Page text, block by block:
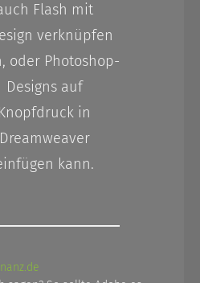
Flash mit
verknüpfen
oder Photoshop-
Designs auf
Knopfdruck in
Dreamweaver
kann.